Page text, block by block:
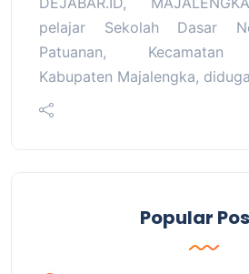
pelajar Sekolah Dasar
Patuanan, Kecamatan
Kabupaten Majalengka,
Popular